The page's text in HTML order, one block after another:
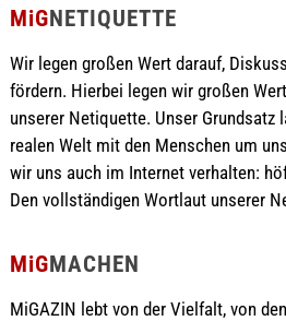
MiGNETIQUETTE
Wir legen großen Wert darauf,
fördern. Hierbei legen wir großen
unserer Netiquette. Unser Grundsatz
realen Welt mit den Menschen um
wir uns auch im Internet verhalten:
Den vollständigen Wortlaut unserer
MiGMACHEN
MiGAZIN lebt von der Vielfalt, von